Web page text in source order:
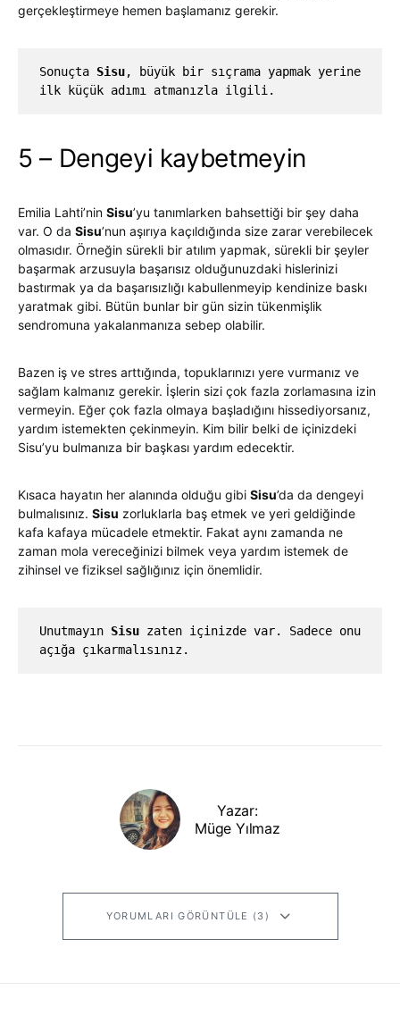
gerçekleştirmeye hemen başlamanız gerekir.
Sonuçta Sisu, büyük bir sıçrama yapmak yerine
ilk küçük adımı atmanızla ilgili.
5 – Dengeyi kaybetmeyin
Emilia Lahti’nin Sisu’yu tanımlarken bahsettiği bir şey daha
var. O da Sisu’nun aşırıya kaçıldığında size zarar verebilecek
olmasıdır. Örneğin sürekli bir atılım yapmak, sürekli bir şeyler
başarmak arzusuyla başarısız olduğunuzdaki hislerinizi
bastırmak ya da başarısızlığı kabullenmeyip kendinize baskı
yaratmak gibi. Bütün bunlar bir gün sizin tükenmişlik
sendromuna yakalanmanıza sebep olabilir.
Bazen iş ve stres arttığında, topuklarınızı yere vurmanız ve
sağlam kalmanız gerekir. İşlerin sizi çok fazla zorlamasına izin
vermeyin. Eğer çok fazla olmaya başladığını hissediyorsanız,
yardım istemekten çekinmeyin. Kim bilir belki de içinizdeki
Sisu’yu bulmanıza bir başkası yardım edecektir.
Kısaca hayatın her alanında olduğu gibi Sisu’da da dengeyi
bulmalısınız. Sisu zorluklarla baş etmek ve yeri geldiğinde
kafa kafaya mücadele etmektir. Fakat aynı zamanda ne
zaman mola vereceğinizi bilmek veya yardım istemek de
zihinsel ve fiziksel sağlığınız için önemlidir.
Unutmayın Sisu zaten içinizde var. Sadece onu
açığa çıkarmalısınız.
Yazar:
Müge Yılmaz
YORUMLARI GÖRÜNTÜLE (3)